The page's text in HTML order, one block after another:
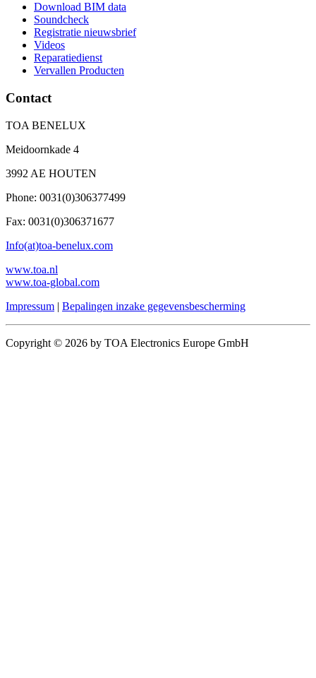
Download BIM data
Soundcheck
Registratie nieuwsbrief
Videos
Reparatiedienst
Vervallen Producten
Contact
TOA BENELUX
Meidoornkade 4
3992 AE HOUTEN
Phone: 0031(0)306377499
Fax: 0031(0)306371677
Info(at)toa-benelux.com
www.toa.nl
www.toa-global.com
Impressum | Bepalingen inzake gegevensbescherming
Copyright © 2026 by TOA Electronics Europe GmbH